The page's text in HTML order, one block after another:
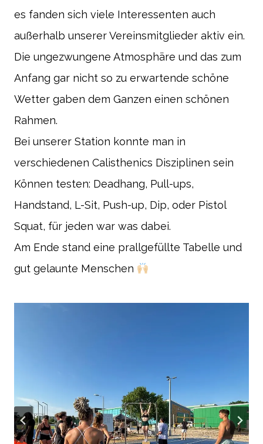
es fanden sich viele Interessenten auch
außerhalb unserer Vereinsmitglieder aktiv ein.
Die ungezwungene Atmosphäre und das zum
Anfang gar nicht so zu erwartende schöne
Wetter gaben dem Ganzen einen schönen
Rahmen.
Bei unserer Station konnte man in
verschiedenen Calisthenics Disziplinen sein
Können testen: Deadhang, Pull-ups,
Handstand, L-Sit, Push-up, Dip, oder Pistol
Squat, für jeden war was dabei.
Am Ende stand eine prallgefüllte Tabelle und
gut gelaunte Menschen